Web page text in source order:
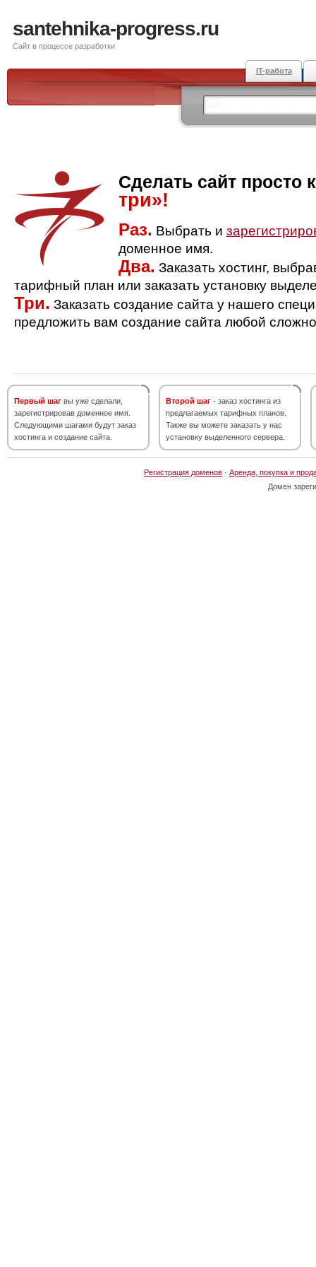
santehnika-progress.ru
Сайт в процессе разработки
IT-работа
Сделать сайт просто
три»!
Раз. Выбрать и
доменное имя.
Два. Заказать хостинг,
тарифный план или заказать установку
Три. Заказать создание сайта у нашего
предложить вам создание сайта любой
Первый шаг вы уже сделали,
зарегистрировав доменное имя.
Следующими шагами будут заказ
хостинга и создание сайта.
Второй шаг - заказ хостинга из
предлагаемых тарифных планов.
Также вы можете заказать у нас
установку выделенного сервера.
Регистрация доменов · Аренда, покупка и
Домен